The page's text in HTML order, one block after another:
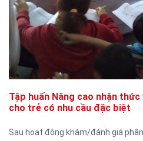
Tập huấn Nâng cao nhận
cho trẻ có nhu cầu đặc biệt
Sau hoạt động khám/đánh giá